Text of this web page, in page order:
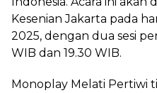
Kesenian Jakarta pada
2025, dengan dua sesi
WIB dan 19.30 WIB.
Monoplay Melati Pertiwi